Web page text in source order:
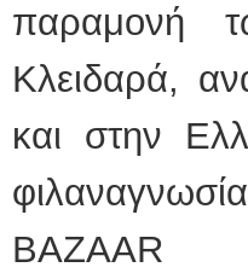
παραμονή
Κλειδαρά,
και στην
ΒΑΖΑΑR